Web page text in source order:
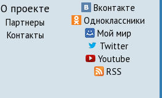
О проекте
Партнеры
Контакты
Вконтакте
Одноклассники
Мой мир
Twitter
Youtube
RSS